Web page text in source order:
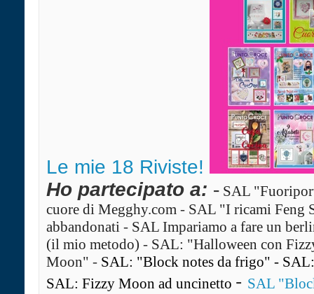
Le mie 18 Riviste!
Ho partecipato a: - SAL
cuore di Megghy.com - SAL "I ricami Feng
abbandonati - SAL Impariamo a fare un
(il mio metodo) - SAL: "Halloween con
Moon" - SAL: "Block notes da frigo" -
SAL: Fizzy Moon ad uncinetto - SAL